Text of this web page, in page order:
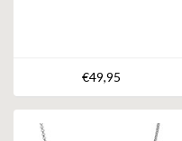
€49,95